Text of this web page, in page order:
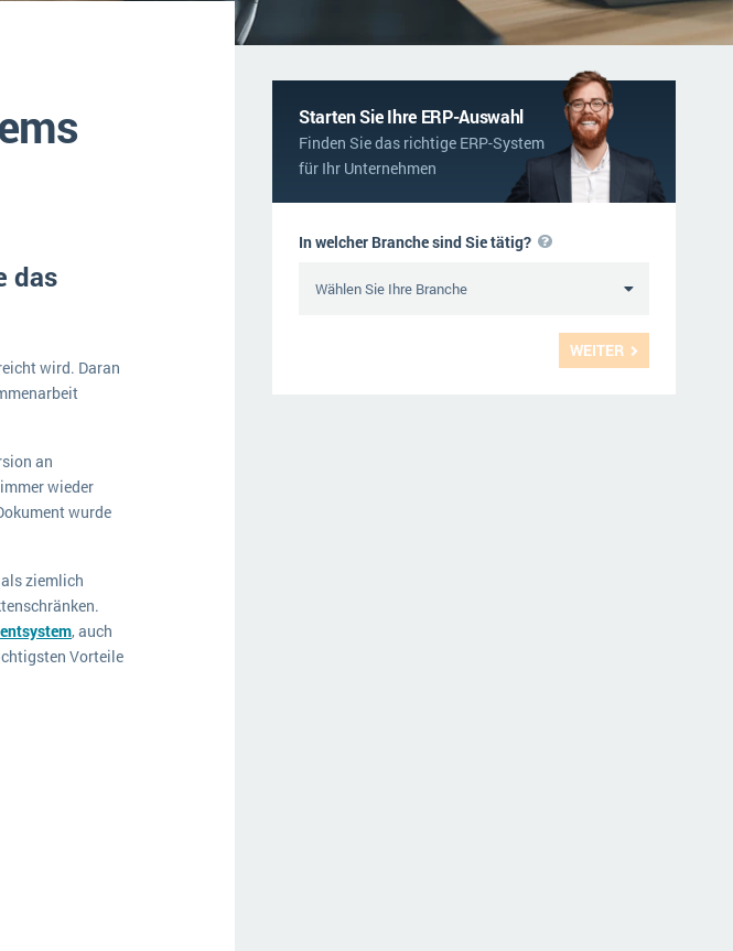
Service und Wartung
Produktion Immobilien
Textil und Mode
Versorgung
NACHRICHTENARCHIV
das
wird. Daran
an
wieder
wurde
ziemlich
, auch
Vorteile
Starten Sie Ihre ERP-Auswahl
Finden Sie das richtige ERP-System
für Ihr Unternehmen
WEITER
In welcher Branche sind Sie tätig?